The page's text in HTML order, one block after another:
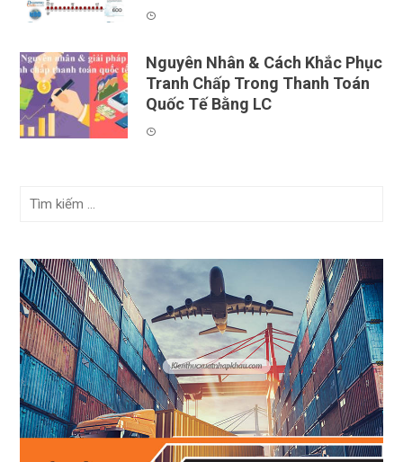
Nguyên Nhân & Cách Khắc Phục
Tranh Chấp Trong Thanh Toán
Quốc Tế Bằng LC
Tìm